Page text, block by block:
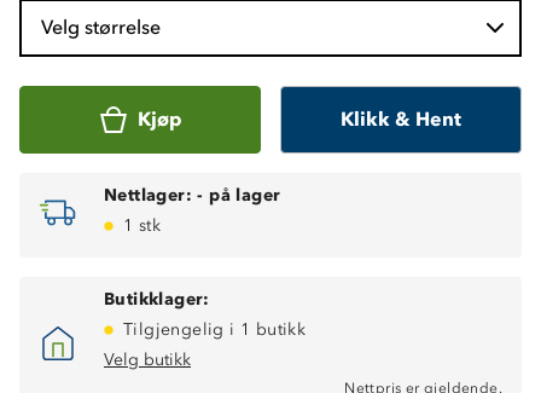
Velg størrelse
Kjøp Klikk & Hent
Nettlager: - på lager
1 stk
Butikklager:
Tilgjengelig i 1 butikk
Velg butikk
Nettpris er gjeldende.